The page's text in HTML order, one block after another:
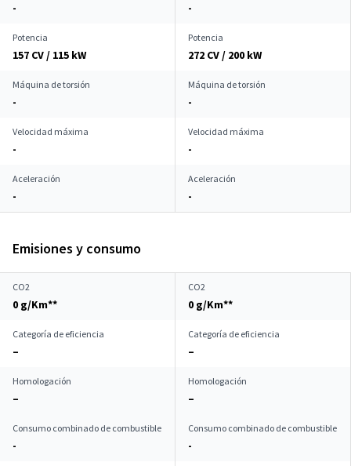
- -
Potencia
157 CV / 115 kW
Potencia
272 CV / 200 kW
Máquina de torsión
-
Máquina de torsión
-
Velocidad máxima
-
Velocidad máxima
-
Aceleración
-
Aceleración
-
Emisiones y consumo
CO2
0 g/Km**
CO2
0 g/Km**
Categoría de eficiencia
–
Categoría de eficiencia
–
Homologación
–
Homologación
–
Consumo combinado de combustible
-
Consumo combinado de combustible
-